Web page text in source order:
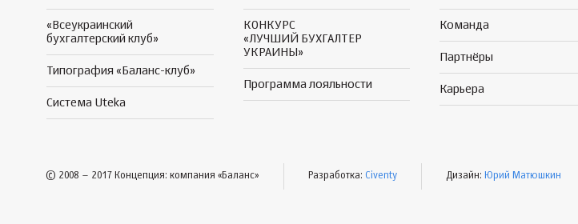
«Всеукраинский
бухгалтерский клуб»
Типография «Баланс-клуб»
Система Uteka
КОНКУРС
«ЛУЧШИЙ БУХГАЛТЕР
УКРАИНЫ»
Программа лояльности
Команда
Партнёры
Карьера
© 2008 – 2017 Концепция: компания «Баланс» Разработка: Civenty Дизайн: Юрий Матюшкин